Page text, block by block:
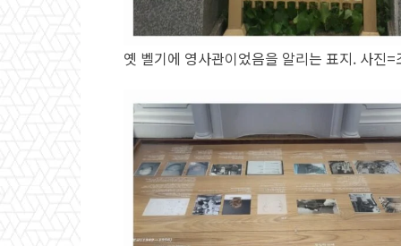
옛 벨기에 영사관이었음을 알리는 표지. 사진=